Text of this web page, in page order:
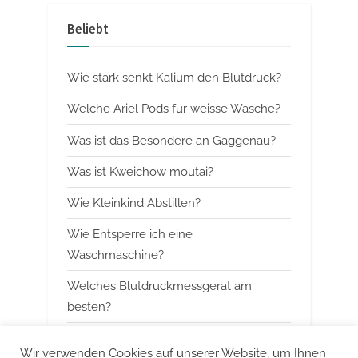
o
s
t
:
Beliebt
Wie stark senkt Kalium den Blutdruck?
Welche Ariel Pods fur weisse Wasche?
Was ist das Besondere an Gaggenau?
Was ist Kweichow moutai?
Wie Kleinkind Abstillen?
Wie Entsperre ich eine
Waschmaschine?
Welches Blutdruckmessgerat am
besten?
Wir verwenden Cookies auf unserer Website, um Ihnen